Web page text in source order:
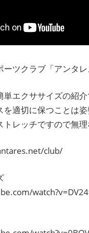
ツクラブ「アンタレ
単エクササイズの紹
を適切に保つことは
レッチですので無
club/